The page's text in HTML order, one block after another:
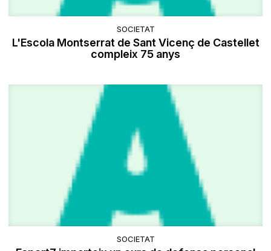
SOCIETAT
L'Escola Montserrat de Sant Vicenç de Castellet
compleix 75 anys
SOCIETAT